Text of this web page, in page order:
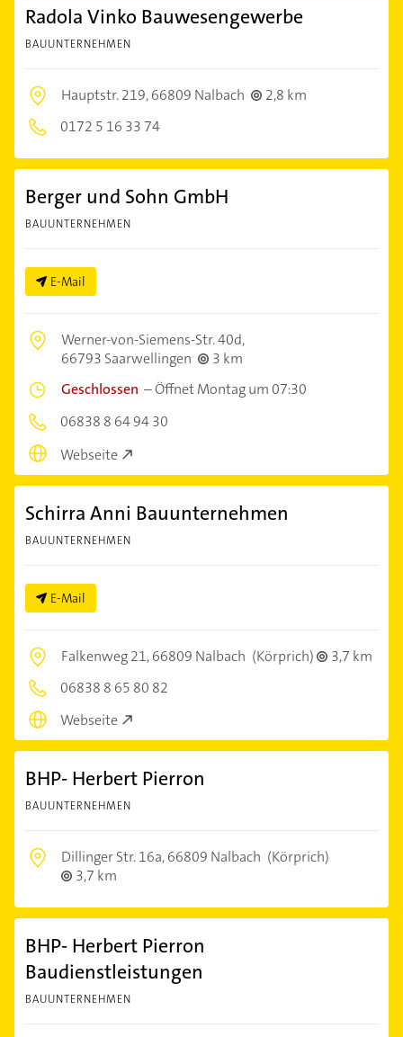
Radola Vinko Bauwesengewerbe
BAUUNTERNEHMEN
Hauptstr. 219,66809 Nalbach
2,8 km
0172 5 16 33 74
Berger und Sohn GmbH
BAUUNTERNEHMEN
E-Mail
Werner-von-Siemens-Str. 40d,
66793 Saarwellingen
3 km
Geschlossen –Öffnet Montag um 07:30
06838 8 64 94 30
Webseite
Schirra Anni Bauunternehmen
BAUUNTERNEHMEN
E-Mail
Falkenweg 21,66809 Nalbach (Körprich)
3,7 km
06838 8 65 80 82
Webseite
BHP- Herbert Pierron
BAUUNTERNEHMEN
Dillinger Str. 16a,66809 Nalbach (Körprich)
3,7 km
BHP- Herbert Pierron
Baudienstleistungen
BAUUNTERNEHMEN